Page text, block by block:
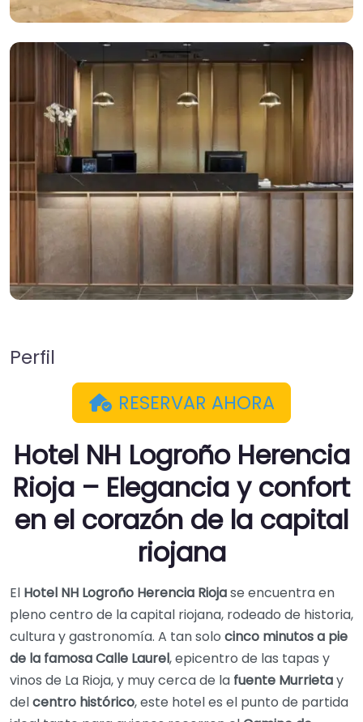
Perfil
RESERVAR AHORA
Hotel NH Logroño Herencia
Rioja – Elegancia y confort
en el corazón de la capital
riojana
El Hotel NH Logroño Herencia Riojase encuentra en
pleno centro de la capital riojana, rodeado de historia,
cultura y gastronomía. A tan solo cinco minutos a pie
de la famosa Calle Laurel, epicentro de las tapas y
vinos de La Rioja, y muy cerca de la fuente Murrietay
delcentro histórico, este hotel es el punto de partida